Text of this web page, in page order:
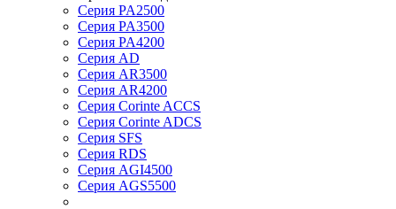
Серия PA2500
Серия PA3500
Серия PA4200
Серия AD
Серия AR3500
Серия AR4200
Серия Corinte ACCS
Серия Corinte ADCS
Серия SFS
Серия RDS
Серия AGI4500
Серия AGS5500